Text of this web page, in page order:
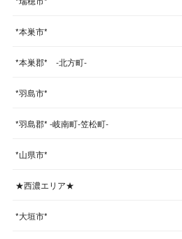
*本巣市*
*本巣郡* -北方町-
*羽島市*
*羽島郡* -岐南町-笠松町-
*山県市*
★西濃エリア★
*大垣市*